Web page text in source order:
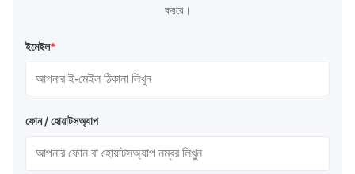
করবে।
ইমেইল*
ফোন / হোয়াটসঅ্যাপ